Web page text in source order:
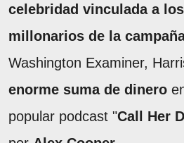
celebridad vinculada a
millonarios de la
Washington Examiner,
enorme suma de dinero
popular podcast "Call Her